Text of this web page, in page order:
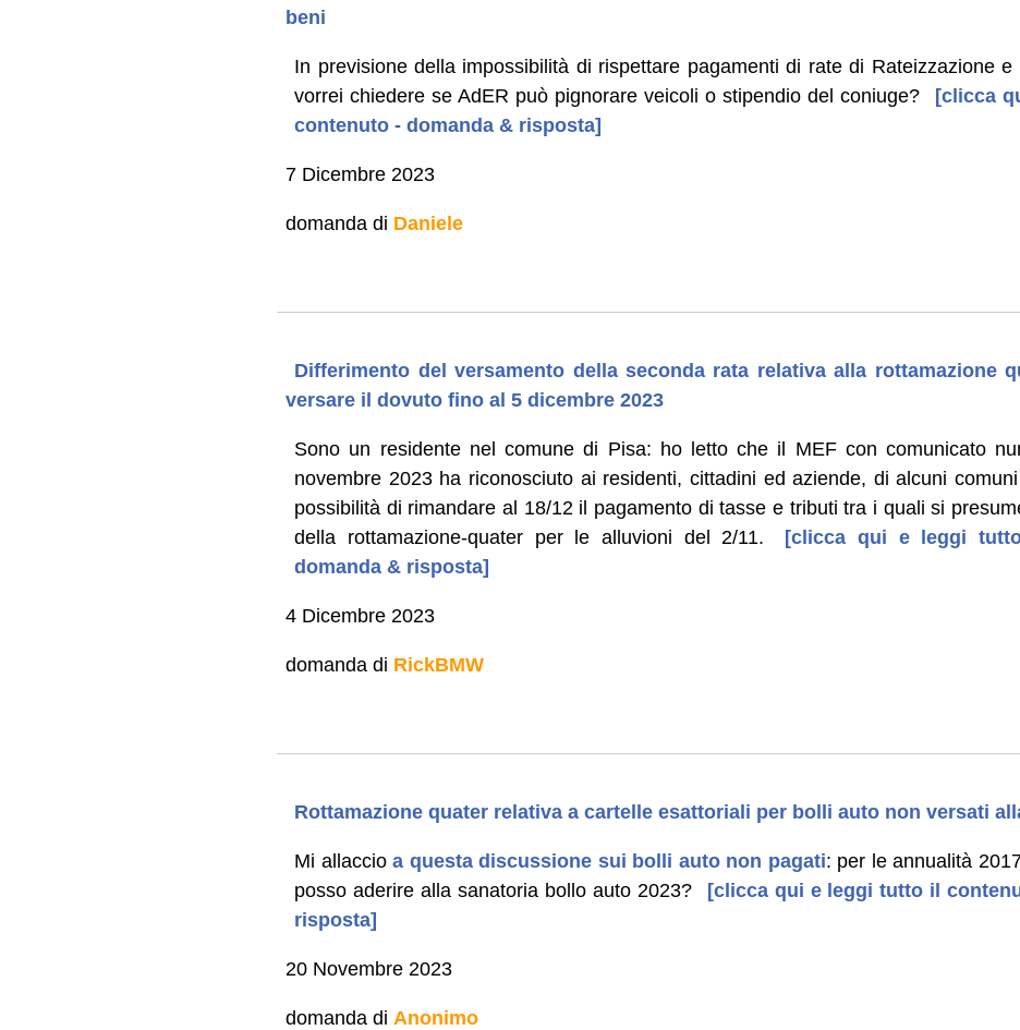
beni
In previsione della impossibilità di rispettare pagamenti di rate di Rateizzazione e
vorrei chiedere se AdER può pignorare veicoli o stipendio del coniuge?
[clicca
contenuto - domanda & risposta]
7 Dicembre 2023
domanda di Daniele
Differimento del versamento della seconda rata relativa alla rottamazione
versare il dovuto fino al 5 dicembre 2023
Sono un residente nel comune di Pisa: ho letto che il MEF con comunicato
novembre 2023 ha riconosciuto ai residenti, cittadini ed aziende, di alcuni
possibilità di rimandare al 18/12 il pagamento di tasse e tributi tra i quali si
della rottamazione-quater per le alluvioni del 2/11.
[clicca qui e leggi
domanda & risposta]
4 Dicembre 2023
domanda di RickBMW
Rottamazione quater relativa a cartelle esattoriali per bolli auto non versati
Mi allaccioa questa discussione sui bolli auto non pagati: per le annualità
posso aderire alla sanatoria bollo auto 2023?
[clicca qui e leggi tutto il
risposta]
20 Novembre 2023
domanda di Anonimo